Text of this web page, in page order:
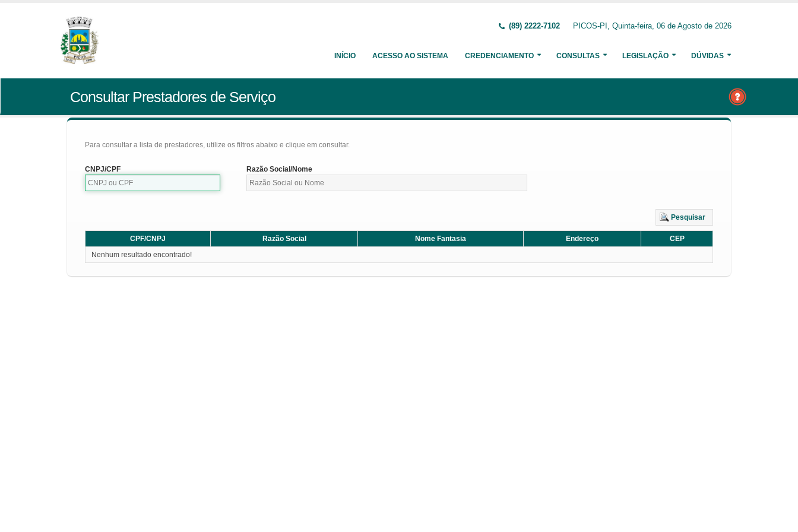
(89) 2222-7102 PICOS-PI, Quinta-feira, 06 de Agosto de 2026
INÍCIO ACESSO AO SISTEMA CREDENCIAMENTO CONSULTAS LEGISLAÇÃO DÚVIDAS
Consultar Prestadores de Serviço
Para consultar a lista de prestadores, utilize os filtros abaixo e clique em consultar.
CNPJ/CPF Razão Social/Nome
Pesquisar
CPF/CNPJ Razão Social Nome Fantasia Endereço
CEP
Nenhum resultado encontrado!